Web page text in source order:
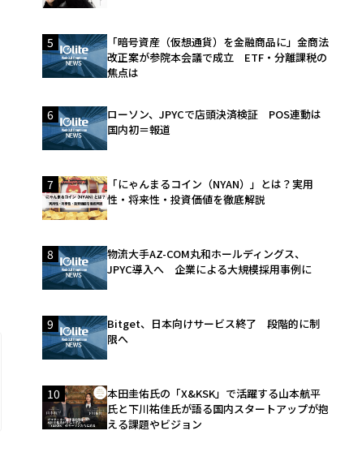
5
「暗号資産（仮想通貨）を金融商品に」金商法
改正案が参院本会議で成立 ETF・分離課税の
焦点は
6
ローソン、JPYCで店頭決済検証 POS連動は
国内初＝報道
7
「にゃんまるコイン（NYAN）」とは？実用
性・将来性・投資価値を徹底解説
8
物流大手AZ-COM丸和ホールディングス、
JPYC導入へ 企業による大規模採用事例に
9
Bitget、日本向けサービス終了 段階的に制
限へ
10
本田圭佑氏の「X&KSK」で活躍する山本航平
氏と下川祐佳氏が語る国内スタートアップが抱
える課題やビジョン